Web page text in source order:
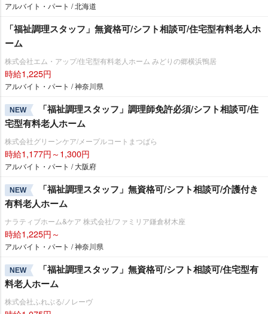
アルバイト・パート / 北海道
「福祉調理スタッフ」無資格可/シフト相談可/住宅型有料老人ホ
ーム
株式会社エム・アップ/住宅型有料老人ホーム みどりの郷横浜鴨居
時給1,225円
アルバイト・パート / 神奈川県
NEW
「福祉調理スタッフ」調理師免許必須/シフト相談可/住
宅型有料老人ホーム
株式会社グリーンケア/メープルコートまつばら
時給1,177円～1,300円
アルバイト・パート / 大阪府
NEW
「福祉調理スタッフ」無資格可/シフト相談可/介護付き
有料老人ホーム
ナラティブホーム&ケア 株式会社/ファミリア鎌倉材木座
時給1,225円～
アルバイト・パート / 神奈川県
NEW
「福祉調理スタッフ」無資格可/シフト相談可/住宅型有
料老人ホーム
株式会社ふれぶる/ノレーヴ